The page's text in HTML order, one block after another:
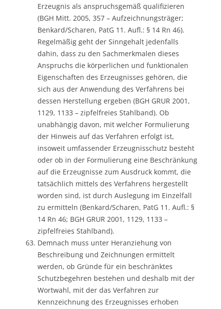
Erzeugnis als anspruchsgemäß qualifizieren
(BGH Mitt. 2005, 357 – Aufzeichnungsträger;
Benkard/Scharen, PatG 11. Aufl.: § 14 Rn 46).
Regelmäßig geht der Sinngehalt jedenfalls
dahin, dass zu den Sachmerkmalen dieses
Anspruchs die körperlichen und funktionalen
Eigenschaften des Erzeugnisses gehören, die
sich aus der Anwendung des Verfahrens bei
dessen Herstellung ergeben (BGH GRUR 2001,
1129, 1133 – zipfelfreies Stahlband). Ob
unabhängig davon, mit welcher Formulierung
der Hinweis auf das Verfahren erfolgt ist,
insoweit umfassender Erzeugnisschutz besteht
oder ob in der Formulierung eine Beschränkung
auf die Erzeugnisse zum Ausdruck kommt, die
tatsächlich mittels des Verfahrens hergestellt
worden sind, ist durch Auslegung im Einzelfall
zu ermitteln (Benkard/Scharen, PatG 11. Aufl.: §
14 Rn 46; BGH GRUR 2001, 1129, 1133 –
zipfelfreies Stahlband).
Demnach muss unter Heranziehung von
Beschreibung und Zeichnungen ermittelt
werden, ob Gründe für ein beschränktes
Schutzbegehren bestehen und deshalb mit der
Wortwahl, mit der das Verfahren zur
Kennzeichnung des Erzeugnisses erhoben